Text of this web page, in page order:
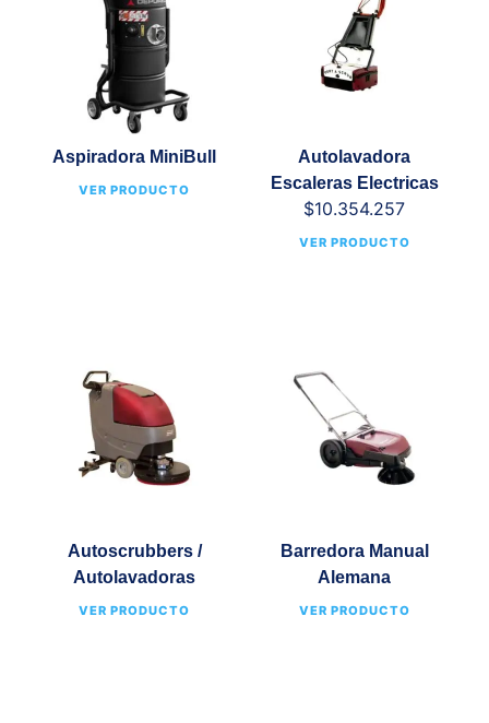
Aspiradora MiniBull
VER PRODUCTO
Autolavadora
Escaleras Electricas
$10.354.257
VER PRODUCTO
Autoscrubbers /
Autolavadoras
VER PRODUCTO
Barredora Manual
Alemana
VER PRODUCTO